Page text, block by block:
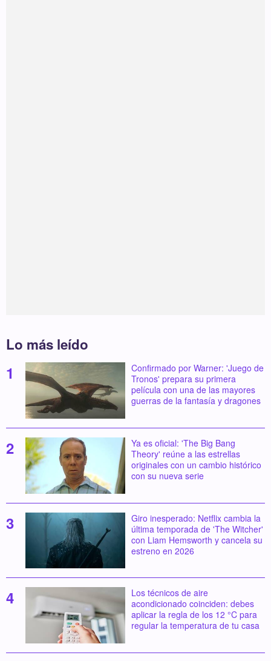
Lo más leído
Confirmado por Warner: 'Juego de
Tronos' prepara su primera
película con una de las mayores
guerras de la fantasía y dragones
Ya es oficial: 'The Big Bang
Theory' reúne a las estrellas
originales con un cambio histórico
con su nueva serie
Giro inesperado: Netflix cambia la
última temporada de 'The Witcher'
con Liam Hemsworth y cancela su
estreno en 2026
Los técnicos de aire
acondicionado coinciden: debes
aplicar la regla de los 12 °C para
regular la temperatura de tu casa